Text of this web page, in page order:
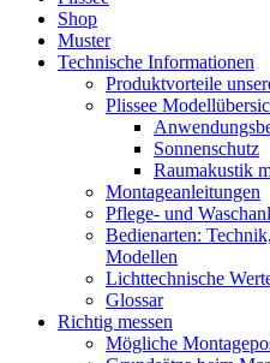
Shop
Muster
Technische Informationen
Produktvorteile
Plissee
Sonnenschutz
Raumakustik
Montageanleitungen
Pflege- und
Bedienarten:
Modellen
Lichttechnische
Glossar
Richtig messen
Mögliche